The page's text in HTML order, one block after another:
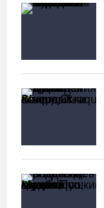
05.08.26 / 16:36